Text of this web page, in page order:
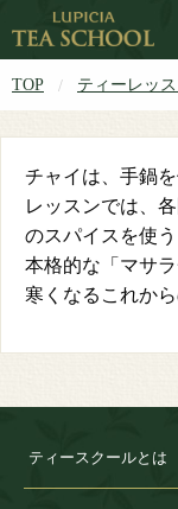
TOP ティーレッ
チャイは、手鍋
レッスンでは、
のスパイスを使う
本格的な「マサ
寒くなるこれか
ティースクールとは